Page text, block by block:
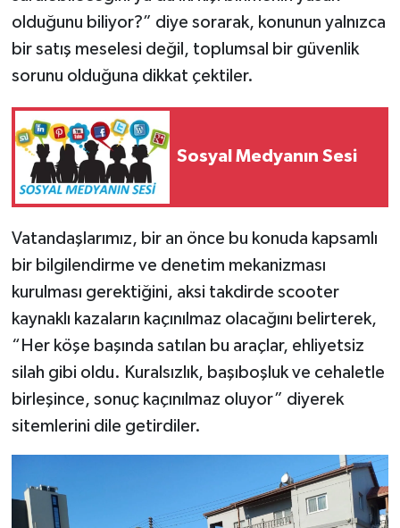
olduğunu biliyor?” diye sorarak, konunun yalnızca
bir satış meselesi değil, toplumsal bir güvenlik
sorunu olduğuna dikkat çektiler.
Sosyal Medyanın Sesi
Vatandaşlarımız, bir an önce bu konuda kapsamlı
bir bilgilendirme ve denetim mekanizması
kurulması gerektiğini, aksi takdirde scooter
kaynaklı kazaların kaçınılmaz olacağını belirterek,
“Her köşe başında satılan bu araçlar, ehliyetsiz
silah gibi oldu. Kuralsızlık, başıboşluk ve cehaletle
birleşince, sonuç kaçınılmaz oluyor” diyerek
sitemlerini dile getirdiler.